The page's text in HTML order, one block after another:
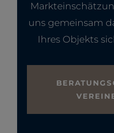
uns gemeinsam
Ihres Objekts